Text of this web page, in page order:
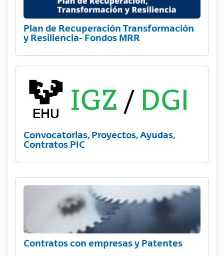
Plan de Recuperación Transformación
y Resiliencia- Fondos MRR
Convocatorias, Proyectos, Ayudas,
Contratos PIC
Contratos con empresas y Patentes